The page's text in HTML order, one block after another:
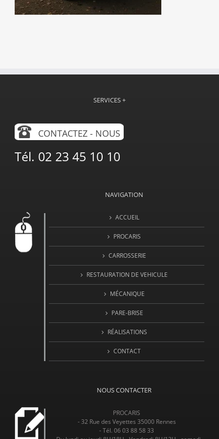
SERVICES +
CONTACTEZ - NOUS
Tél. 02 23 45 10 10
NAVIGATION
ACCUEIL
PROCARIS
CARROSSERIE
RESTAURATION DE VEHICULE
MÉCANIQUE
PARE-BRISE
RÉALISATIONS
CONTACT
NOUS CONTACTER
PROCARIS
- 32 Rue des Veyettes 35000 Rennes
- Tél. 06 03 88 58 33